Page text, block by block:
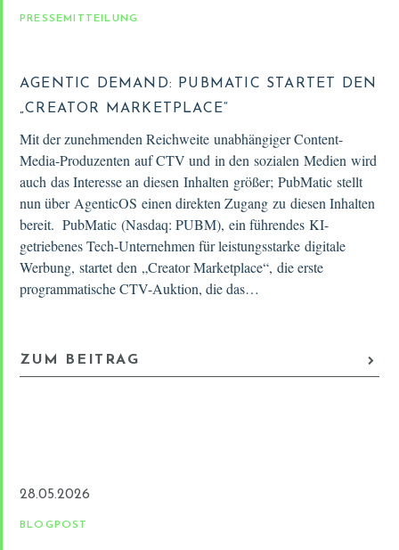
PRESSEMITTEILUNG
AGENTIC DEMAND: PUBMATIC STARTET DEN
„CREATOR MARKETPLACE“
Mit der zunehmenden Reichweite unabhängiger Content-
Media-Produzenten auf CTV und in den sozialen Medien wird
auch das Interesse an diesen Inhalten größer; PubMatic stellt
nun über AgenticOS einen direkten Zugang zu diesen Inhalten
bereit. PubMatic (Nasdaq: PUBM), ein führendes KI-
getriebenes Tech-Unternehmen für leistungsstarke digitale
Werbung, startet den „Creator Marketplace“, die erste
programmatische CTV-Auktion, die das…
ZUM BEITRAG
28.05.2026
BLOGPOST